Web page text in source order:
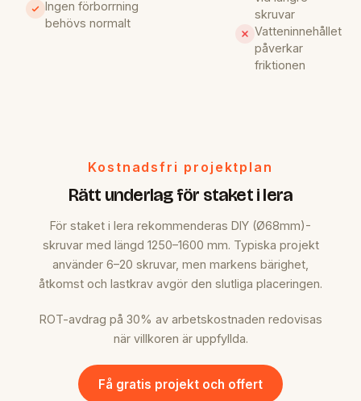
Ingen förborrning
behövs normalt
skruvar
Vatteninnehållet
påverkar
friktionen
Kostnadsfri projektplan
Rätt underlag för staket i lera
För staket i lera rekommenderas DIY (Ø68mm)-
skruvar med längd 1250–1600 mm. Typiska projekt
använder 6–20 skruvar, men markens bärighet,
åtkomst och lastkrav avgör den slutliga placeringen.
ROT-avdrag på 30% av arbetskostnaden redovisas
när villkoren är uppfyllda.
Få gratis projekt och offert